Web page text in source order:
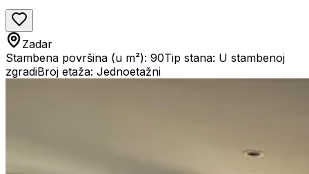
Zadar
Stambena površina (u m²): 90Tip stana: U stambenoj
zgradiBroj etaža: Jednoetažni